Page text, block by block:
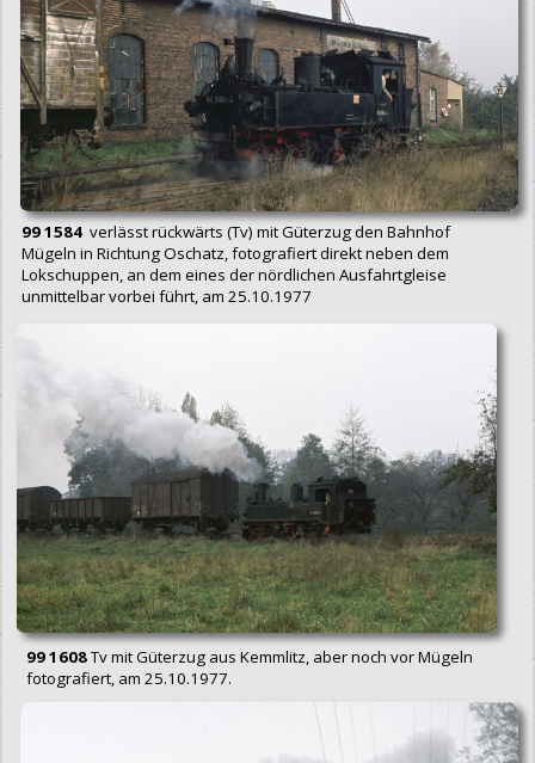
99 1584 verlässt rückwärts (Tv) mit Güterzug den Bahnhof
Mügeln in Richtung Oschatz, fotografiert direkt neben dem
Lokschuppen, an dem eines der nördlichen Ausfahrtgleise
unmittelbar vorbei führt, am 25.10.1977
99 1608Tv mit Güterzug aus Kemmlitz, aber noch vor Mügeln
fotografiert, am 25.10.1977.